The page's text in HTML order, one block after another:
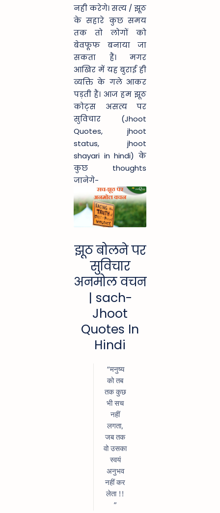
नही करेगे। सत्य / झूठ
के सहारे कुछ समय
तक तो लोगों को
बेवफूफ बनाया जा
सकता हैं। मगर
आखिर में यह बुराई ही
व्यक्ति के गले आकर
पड़ती हैं। आज हम झूठ
कोट्स असत्य पर
सुविचार (Jhoot
Quotes, jhoot
status, jhoot
shayari in hindi) के
कुछ thoughts
जानेगे-
झूठ बोलने पर
सुविचार
अनमोल वचन
| sach-
Jhoot
Quotes In
Hindi
“मनुष्य
को तब
तक कुछ
भी सच
नहीं
लगता,
जब तक
वो उसका
स्वयं
अनुभव
नहीं कर
लेता !!
”